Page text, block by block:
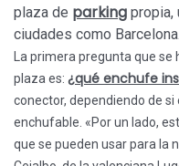
plaza de parking propia,
ciudades como Barcelona.
La primera pregunta que
plaza es: ¿qué enchufe
conector, dependiendo de
enchufable. «Por un lado,
que se pueden usar para la